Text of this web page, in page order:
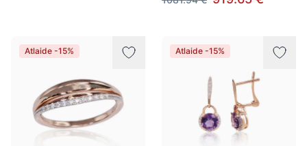
Atlaide -15% Atlaide -15%